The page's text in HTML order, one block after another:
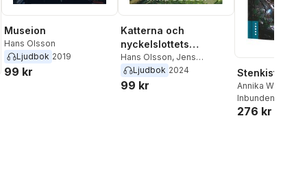
Museion
Hans Olsson
Ljudbok 2019
99 kr
Katterna och
nyckelslottets
hemlighet
Hans Olsson, Jens
Klitgaard
Ljudbok 2024
99 kr
Stenkistan
Annika Widholm
Inbunden
276 kr